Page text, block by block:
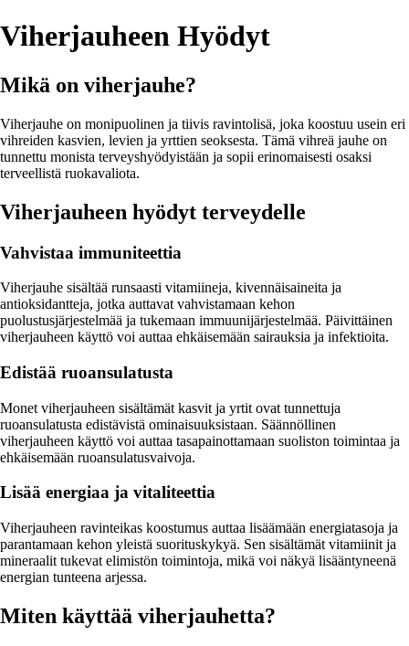
Viherjauheen Hyödyt
Mikä on viherjauhe?
Viherjauhe on monipuolinen ja tiivis ravintolisä, joka koostuu usein eri
vihreiden kasvien, levien ja yrttien seoksesta. Tämä vihreä jauhe on
tunnettu monista terveyshyödyistään ja sopii erinomaisesti osaksi
terveellistä ruokavaliota.
Viherjauheen hyödyt terveydelle
Vahvistaa immuniteettia
Viherjauhe sisältää runsaasti vitamiineja, kivennäisaineita ja
antioksidantteja, jotka auttavat vahvistamaan kehon
puolustusjärjestelmää ja tukemaan immuunijärjestelmää. Päivittäinen
viherjauheen käyttö voi auttaa ehkäisemään sairauksia ja infektioita.
Edistää ruoansulatusta
Monet viherjauheen sisältämät kasvit ja yrtit ovat tunnettuja
ruoansulatusta edistävistä ominaisuuksistaan. Säännöllinen
viherjauheen käyttö voi auttaa tasapainottamaan suoliston toimintaa ja
ehkäisemään ruoansulatusvaivoja.
Lisää energiaa ja vitaliteettia
Viherjauheen ravinteikas koostumus auttaa lisäämään energiatasoja ja
parantamaan kehon yleistä suorituskykyä. Sen sisältämät vitamiinit ja
mineraalit tukevat elimistön toimintoja, mikä voi näkyä lisääntyneenä
energian tunteena arjessa.
Miten käyttää viherjauhetta?